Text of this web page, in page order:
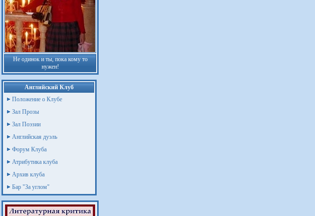
Не одинок и ты, пока кому то
нужен!
Английский Клуб
Положение о Клубе
Зал Прозы
Зал Поэзии
Английская дуэль
Форум Клуба
Атрибутика клуба
Архив клуба
Бар "За углом"